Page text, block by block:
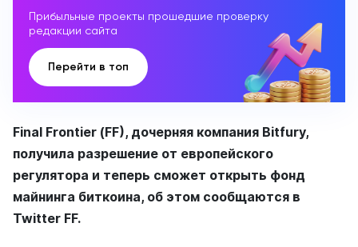
Прибыльные проекты прошедшие проверку
редакции сайта
Перейти в топ
Final Frontier (FF), дочерняя компания Bitfury,
получила разрешение от европейского
регулятора и теперь сможет открыть фонд
майнинга биткоина, об этом сообщаются в
Twitter FF.